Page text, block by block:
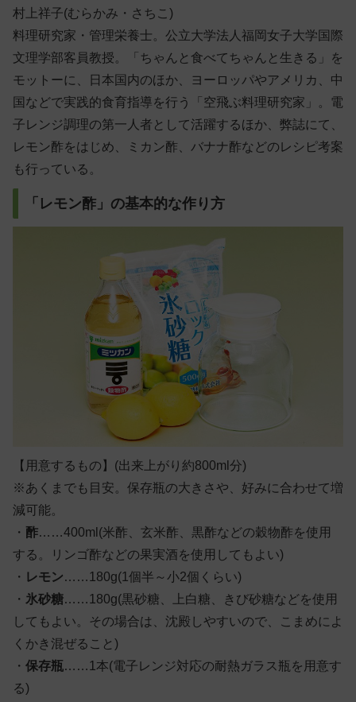
村上祥子(むらかみ・さちこ)
料理研究家・管理栄養士。公立大学法人福岡女子大学国際
文理学部客員教授。「ちゃんと食べてちゃんと生きる」を
モットーに、日本国内のほか、ヨーロッパやアメリカ、中
国などで実践的食育指導を行う「空飛ぶ料理研究家」。電
子レンジ調理の第一人者として活躍するほか、弊誌にて、
レモン酢をはじめ、ミカン酢、バナナ酢などのレシピ考案
も行っている。
「レモン酢」の基本的な作り方
【用意するもの】 (出来上がり約800ml分)
※あくまでも目安。保存瓶の大きさや、好みに合わせて増
減可能。
・ 酢……400ml(米酢、玄米酢、黒酢などの穀物酢を使用
する。リンゴ酢などの果実酒を使用してもよい)
・ レモン……180g(1個半～小2個くらい)
・ 氷砂糖……180g(黒砂糖、上白糖、きび砂糖などを使用
してもよい。その場合は、沈殿しやすいので、こまめによ
くかき混ぜること)
・ 保存瓶……1本(電子レンジ対応の耐熱ガラス瓶を用意す
る)